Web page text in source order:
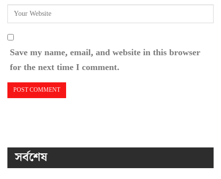
Save my name, email, and website in this browser
for the next time I comment.
সর্বশেষ